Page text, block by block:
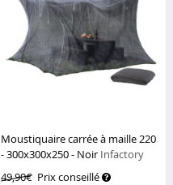
Moustiquaire carrée à maille 220
- 300x300x250 - Noir Infactory
49,90€ Prix conseillé